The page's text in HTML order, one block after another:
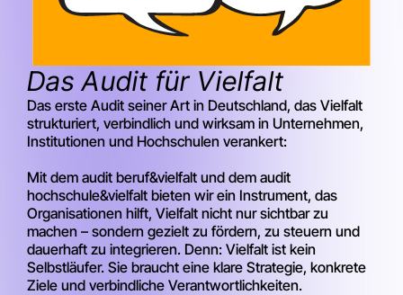
Das Audit für Vielfalt
Das erste Audit seiner Art in Deutschland, das Vielfalt
strukturiert, verbindlich und wirksam in Unternehmen,
Institutionen und Hochschulen verankert:
Mit dem audit beruf&vielfalt und dem audit
hochschule&vielfalt bieten wir ein Instrument, das
Organisationen hilft, Vielfalt nicht nur sichtbar zu
machen – sondern gezielt zu fördern, zu steuern und
dauerhaft zu integrieren. Denn: Vielfalt ist kein
Selbstläufer. Sie braucht eine klare Strategie, konkrete
Ziele und verbindliche Verantwortlichkeiten.